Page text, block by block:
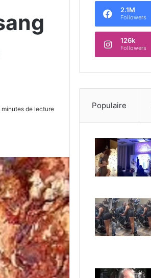
minutes de lecture
2.1M
Followers
126k
Followers
Populaire